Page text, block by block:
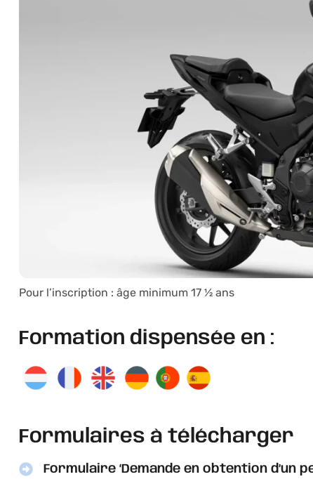
Pour l’inscription : âge minimum 17 ½ ans
Formation dispensée en :
Formulaires à télécharger
Formulaire ‘Demande en obtention d’un